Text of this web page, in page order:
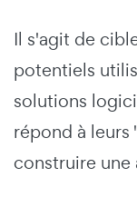
Il s'agit de
potentiels
solutions
répond à leurs
construire